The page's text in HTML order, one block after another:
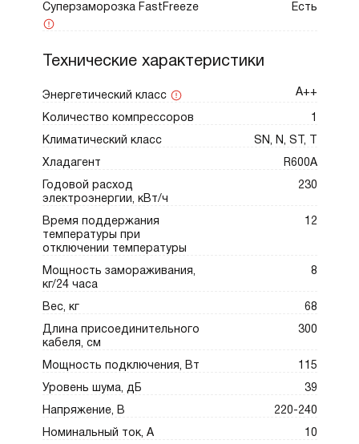
Суперзаморозка FastFreeze Есть
Технические характеристики
Энергетический класс А++
Количество компрессоров 1
Климатический класс SN, N, ST, T
Хладагент R600A
Годовой расход
электроэнергии, кВт/ч
230
Время поддержания
температуры при
отключении температуры
12
Мощность замораживания,
кг/24 часа
8
Вес, кг 68
Длина присоединительного
кабеля, см
300
Мощность подключения, Вт 115
Уровень шума, дБ 39
Напряжение, В 220-240
Номинальный ток, А 10